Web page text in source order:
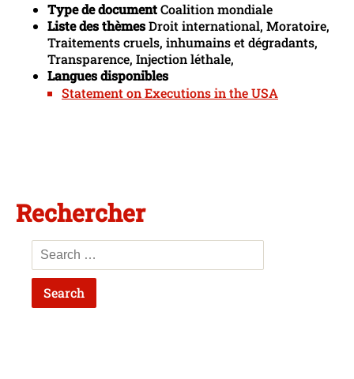
Type de documentCoalition mondiale
Liste des thèmesDroit international, Moratoire,
Traitements cruels, inhumains et dégradants,
Transparence, Injection léthale,
Langues disponibles
Statement on Executions in the USA
Rechercher